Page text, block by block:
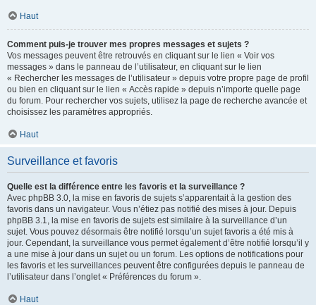
Haut
Comment puis-je trouver mes propres messages et sujets ?
Vos messages peuvent être retrouvés en cliquant sur le lien « Voir vos
messages » dans le panneau de l’utilisateur, en cliquant sur le lien
« Rechercher les messages de l’utilisateur » depuis votre propre page de profil
ou bien en cliquant sur le lien « Accès rapide » depuis n’importe quelle page
du forum. Pour rechercher vos sujets, utilisez la page de recherche avancée et
choisissez les paramètres appropriés.
Haut
Surveillance et favoris
Quelle est la différence entre les favoris et la surveillance ?
Avec phpBB 3.0, la mise en favoris de sujets s’apparentait à la gestion des
favoris dans un navigateur. Vous n’étiez pas notifié des mises à jour. Depuis
phpBB 3.1, la mise en favoris de sujets est similaire à la surveillance d’un
sujet. Vous pouvez désormais être notifié lorsqu’un sujet favoris a été mis à
jour. Cependant, la surveillance vous permet également d’être notifié lorsqu’il y
a une mise à jour dans un sujet ou un forum. Les options de notifications pour
les favoris et les surveillances peuvent être configurées depuis le panneau de
l’utilisateur dans l’onglet « Préférences du forum ».
Haut